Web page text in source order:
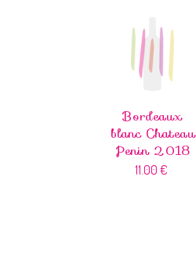
Bordeaux
blanc Chateau
Penin 2018
11.00 €